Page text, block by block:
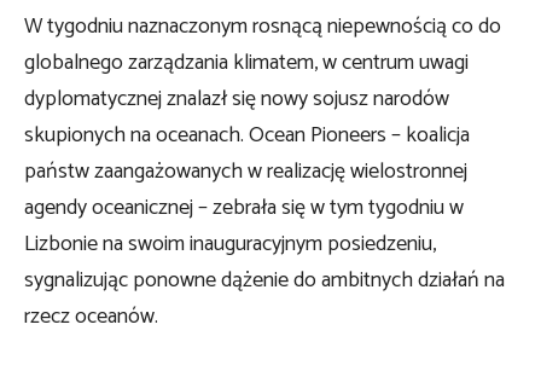
W tygodniu naznaczonym rosnącą niepewnością co do
globalnego zarządzania klimatem, w centrum uwagi
dyplomatycznej znalazł się nowy sojusz narodów
skupionych na oceanach. Ocean Pioneers – koalicja
państw zaangażowanych w realizację wielostronnej
agendy oceanicznej – zebrała się w tym tygodniu w
Lizbonie na swoim inauguracyjnym posiedzeniu,
sygnalizując ponowne dążenie do ambitnych działań na
rzecz oceanów.